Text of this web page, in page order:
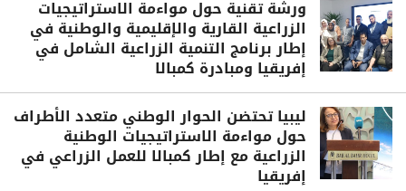
ورشة تقنية حول مواءمة الاستراتيجيات
الزراعية القارية والإقليمية والوطنية في
إطار برنامج التنمية الزراعية الشامل في
إفريقيا ومبادرة كمبالا
ليبيا تحتضن الحوار الوطني متعدد الأطراف
حول مواءمة الاستراتيجيات الوطنية
الزراعية مع إطار كمبالا للعمل الزراعي في
إفريقيا